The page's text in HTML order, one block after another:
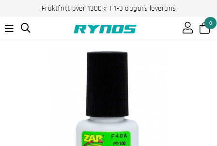
Fraktfritt över 1300kr | 1-3 dagars leverans
0